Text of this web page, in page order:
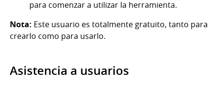
para comenzar a utilizar la herramienta.
Nota: Este usuario es totalmente gratuito, tanto para
crearlo como para usarlo.
Asistencia a usuarios